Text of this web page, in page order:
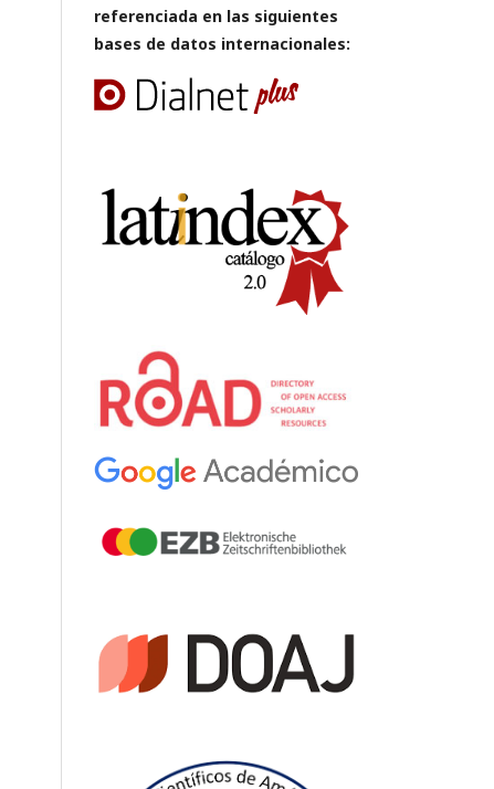
referenciada en las siguientes
bases de datos internacionales: